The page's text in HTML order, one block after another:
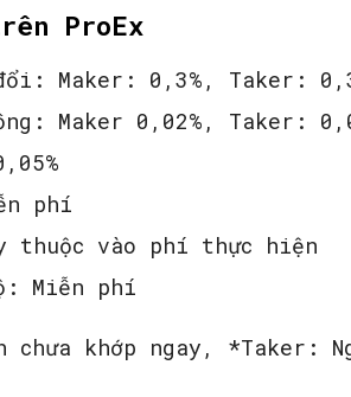
ProEx
Maker: 0,3%, Taker:
Maker 0,02%, Taker:
phí
vào phí thực hiện
Miễn phí
chưa khớp ngay, *Taker: